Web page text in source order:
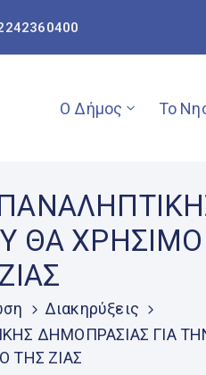
Ο Δήμος Το
ΘΑ
Διακηρύξεις
ΔΗΜΟΠΡΑΣΙΑΣ ΓΙΑ
ΤΗΣ ΖΙΑΣ